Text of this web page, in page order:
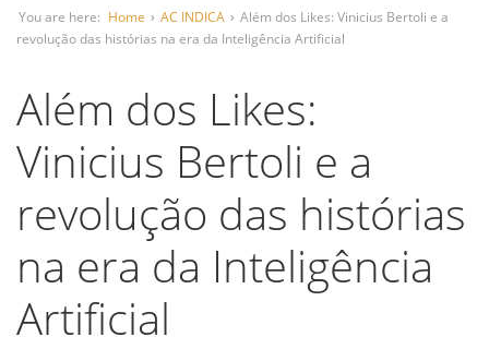
You are here: Home › AC INDICA › Além dos Likes: Vinicius Bertoli e a
revolução das histórias na era da Inteligência Artificial
Além dos Likes:
Vinicius Bertoli e a
revolução das histórias
na era da Inteligência
Artificial